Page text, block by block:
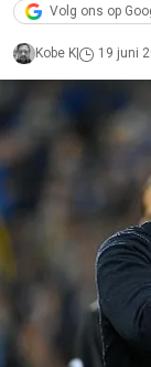
Volg ons op
Kobe K 19 juni